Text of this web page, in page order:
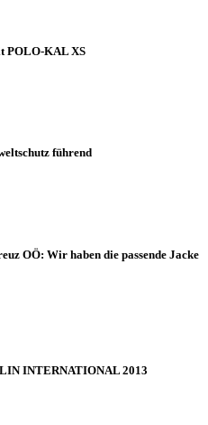
POLO-KAL XS
führend
OÖ: Wir haben die passende Jacke
INTERNATIONAL 2013